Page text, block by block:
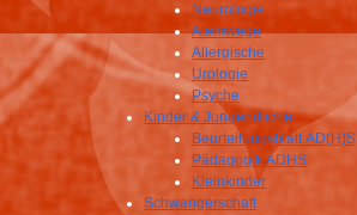
Neurologie
Atemwege
Allergische
Urologie
Psyche
Kinder & Jungendliche
Beurteilungsblatt AD(H)S
Pädagogik ADHS
Kleinkinder
Schwangerschaft